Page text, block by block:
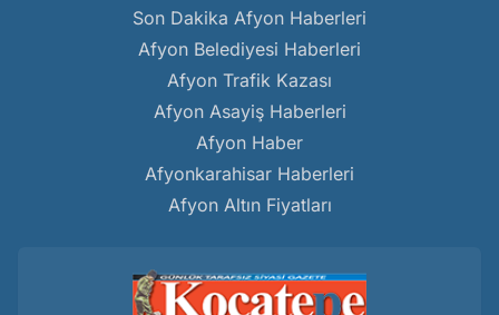
Son Dakika Afyon Haberleri
Afyon Belediyesi Haberleri
Afyon Trafik Kazası
Afyon Asayiş Haberleri
Afyon Haber
Afyonkarahisar Haberleri
Afyon Altın Fiyatları